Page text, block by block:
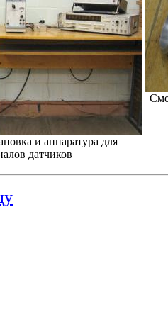
и аппаратура для
датчиков